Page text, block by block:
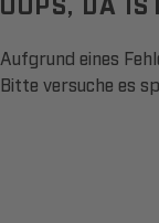
Aufgrund eines
Bitte versuche es